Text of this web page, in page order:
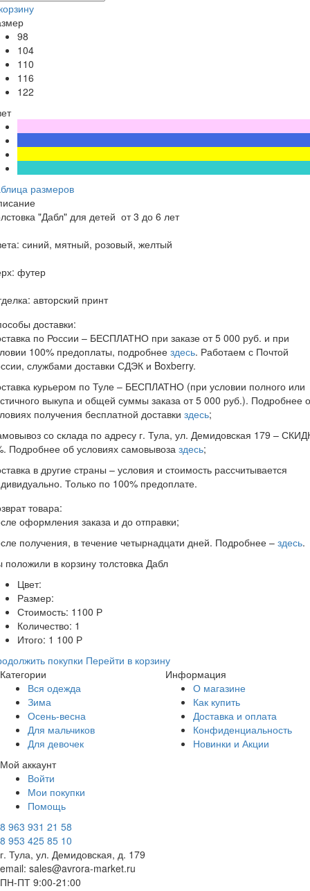
98
104
110
116
122
размеров
"Дабл" для детей от 3 до 6 лет
синий, мятный, розовый, желтый
футер
авторский принт
доставки:
по России – БЕСПЛАТНО при заказе от 5 000 руб. и при
100% предоплаты, подробнее здесь. Работаем с Почтой
службами доставки СДЭК и Boxberry.
курьером по Туле – БЕСПЛАТНО (при условии полного или
выкупа и общей суммы заказа от 5 000 руб.). Подробнее
получения бесплатной доставки здесь;
со склада по адресу г. Тула, ул. Демидовская 179 –
Подробнее об условиях самовывоза здесь;
в другие страны – условия и стоимость рассчитывается
Только по 100% предоплате.
товара:
оформления заказа и до отправки;
получения, в течение четырнадцати дней. Подробнее – здесь.
положили в корзину толстовка Дабл
Цвет:
Размер:
Стоимость: 1100 Р
Количество: 1
Итого: 1 100 Р
покупки Перейти в корзину
Категории
Вся одежда
Зима
Осень-весна
Для мальчиков
Для девочек
Информация
О магазине
Как купить
Доставка и оплата
Конфиденциальность
Новинки и Акции
Мой аккаунт
Войти
Мои покупки
Помощь
8 963 931 21 58
8 953 425 85 10
г. Тула, ул. Демидовская, д. 179
email: sales@avrora-market.ru
ПН-ПТ 9:00-21:00